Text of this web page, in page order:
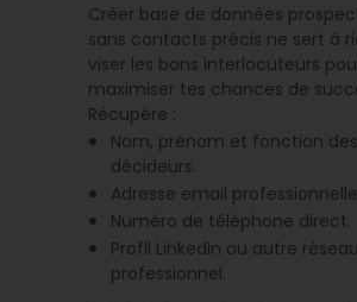
Créer base de données
sans contacts précis ne sert à
viser les bons interlocuteurs
maximiser tes chances de
Récupère :
Nom, prénom et fonction des
décideurs.
Adresse email
Numéro de téléphone direct.
Profil LinkedIn ou autre réseau
professionnel.